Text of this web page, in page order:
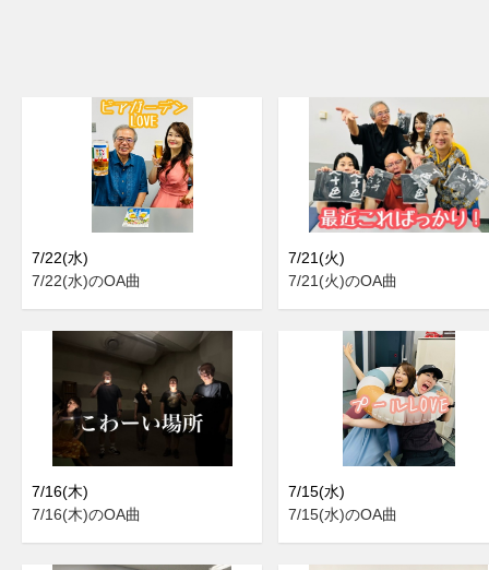
7/22(水)
7/22(水)のOA曲
7/21(火)
7/21(火)のOA曲
7/16(木)
7/16(木)のOA曲
7/15(水)
7/15(水)のOA曲